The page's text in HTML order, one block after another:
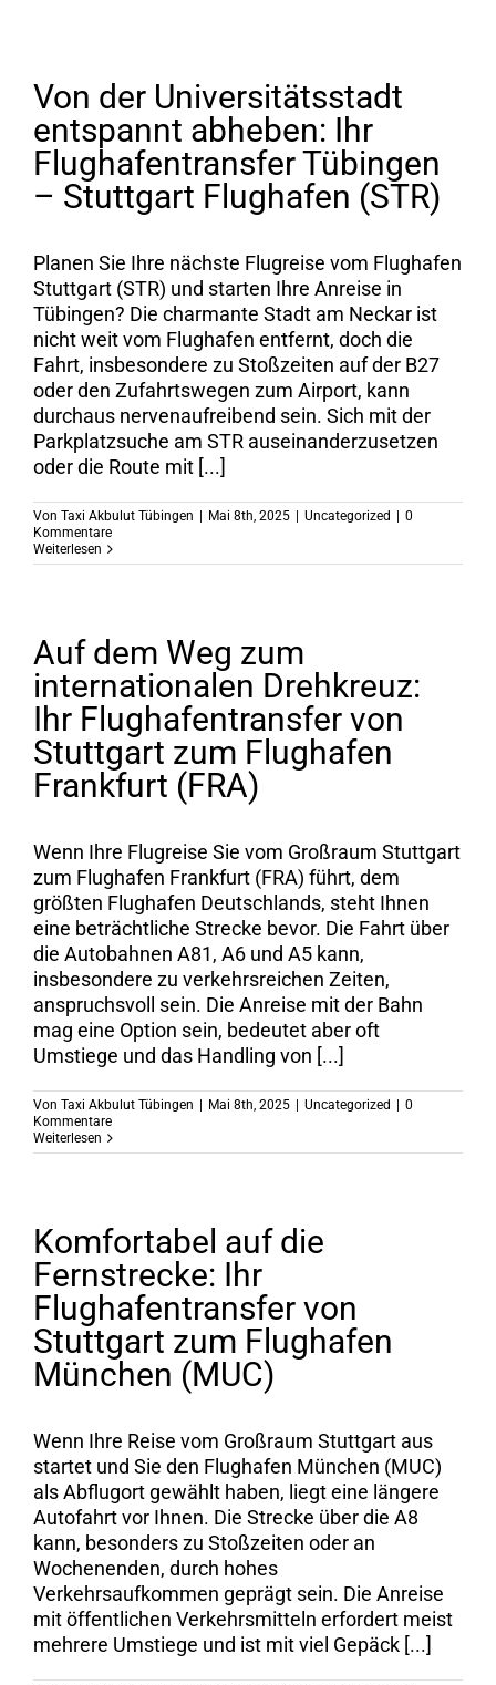
Von der Universitätsstadt
entspannt abheben: Ihr
Flughafentransfer Tübingen
– Stuttgart Flughafen (STR)
Planen Sie Ihre nächste Flugreise vom Flughafen
Stuttgart (STR) und starten Ihre Anreise in
Tübingen? Die charmante Stadt am Neckar ist
nicht weit vom Flughafen entfernt, doch die
Fahrt, insbesondere zu Stoßzeiten auf der B27
oder den Zufahrtswegen zum Airport, kann
durchaus nervenaufreibend sein. Sich mit der
Parkplatzsuche am STR auseinanderzusetzen
oder die Route mit [...]
Von Taxi Akbulut Tübingen Mai 8th, 2025 Uncategorized
0
Kommentare
Weiterlesen
Auf dem Weg zum
internationalen Drehkreuz:
Ihr Flughafentransfer von
Stuttgart zum Flughafen
Frankfurt (FRA)
Wenn Ihre Flugreise Sie vom Großraum Stuttgart
zum Flughafen Frankfurt (FRA) führt, dem
größten Flughafen Deutschlands, steht Ihnen
eine beträchtliche Strecke bevor. Die Fahrt über
die Autobahnen A81, A6 und A5 kann,
insbesondere zu verkehrsreichen Zeiten,
anspruchsvoll sein. Die Anreise mit der Bahn
mag eine Option sein, bedeutet aber oft
Umstiege und das Handling von [...]
Von Taxi Akbulut Tübingen Mai 8th, 2025 Uncategorized
0
Kommentare
Weiterlesen
Komfortabel auf die
Fernstrecke: Ihr
Flughafentransfer von
Stuttgart zum Flughafen
München (MUC)
Wenn Ihre Reise vom Großraum Stuttgart aus
startet und Sie den Flughafen München (MUC)
als Abflugort gewählt haben, liegt eine längere
Autofahrt vor Ihnen. Die Strecke über die A8
kann, besonders zu Stoßzeiten oder an
Wochenenden, durch hohes
Verkehrsaufkommen geprägt sein. Die Anreise
mit öffentlichen Verkehrsmitteln erfordert meist
mehrere Umstiege und ist mit viel Gepäck [...]